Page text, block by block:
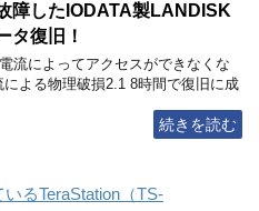
障したIODATA製LANDISK
タ復旧！
流によってアクセスができなくな
による物理破損2.1 8時間で復旧に成
続きを読む
るTeraStation（TS-